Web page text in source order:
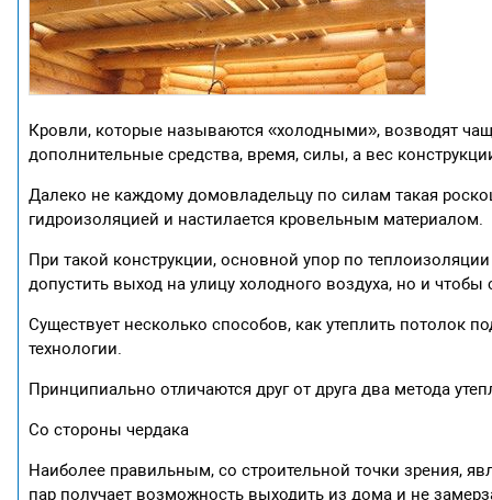
Кровли, которые называются «холодными», возводят
дополнительные средства, время, силы, а вес
Далеко не каждому домовладельцу по силам такая
гидроизоляцией и настилается кровельным материалом.
При такой конструкции, основной упор по
допустить выход на улицу холодного воздуха, но и
Существует несколько способов, как утеплить потолок
технологии.
Принципиально отличаются друг от друга два метода
Со стороны чердака
Наиболее правильным, со строительной точки зрения,
пар получает возможность выходить из дома и не